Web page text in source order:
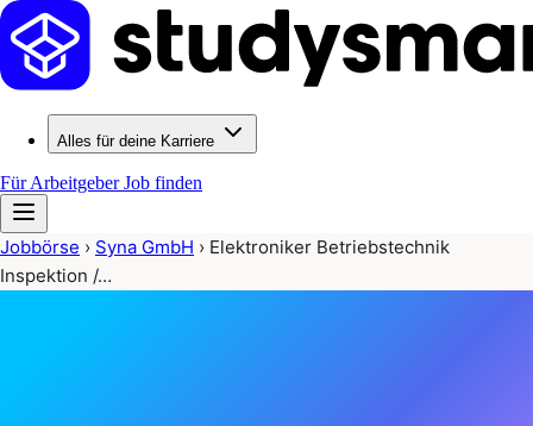
Alles für deine Karriere
Für ArbeitgeberJob finden
Jobbörse › Syna GmbH › Elektroniker Betriebstechnik
Inspektion /…